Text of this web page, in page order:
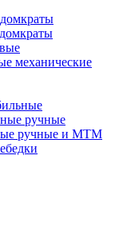
механические
ручные
ручные и МТМ